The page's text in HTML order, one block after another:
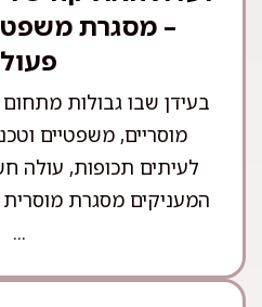
– מסגרת
בעידן שבו גבולות
מוסריים, משפטיים
לעיתים תכופות, עולה
המעניקים מסגרת
...